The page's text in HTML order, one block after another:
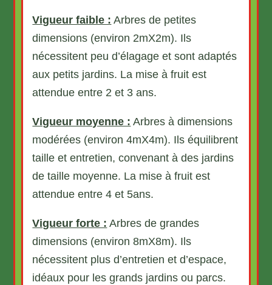
Vigueur faible : Arbres de petites
dimensions (environ 2mX2m). Ils
nécessitent peu d’élagage et sont adaptés
aux petits jardins. La mise à fruit est
attendue entre 2 et 3 ans.
Vigueur moyenne : Arbres à dimensions
modérées (environ 4mX4m). Ils équilibrent
taille et entretien, convenant à des jardins
de taille moyenne. La mise à fruit est
attendue entre 4 et 5ans.
Vigueur forte : Arbres de grandes
dimensions (environ 8mX8m). Ils
nécessitent plus d’entretien et d’espace,
idéaux pour les grands jardins ou parcs.